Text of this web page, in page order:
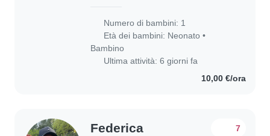
Numero di bambini: 1
Età dei bambini: Neonato •
Bambino
Ultima attività: 6 giorni fa
10,00 €/ora
Federica 7